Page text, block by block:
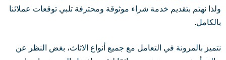
ولذا نهتم بتقديم خدمة شراء موثوقة ومحترفة تلبي توقعات عملائنا
بالكامل.
نتميز بالمرونة في التعامل مع جميع أنواع الاثاث، بغض النظر عن